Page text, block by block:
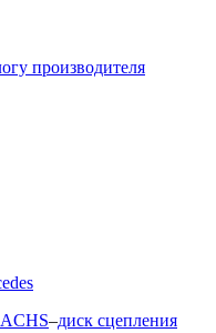
производителя
–диск сцепления